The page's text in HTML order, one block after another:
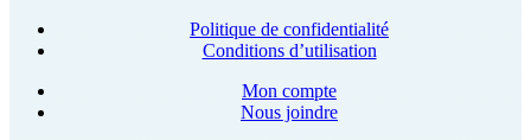
Politique de confidentialité
Conditions d’utilisation
Mon compte
Nous joindre